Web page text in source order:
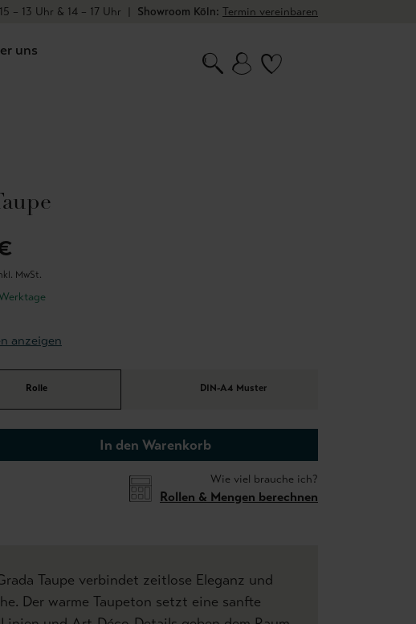
– 13 Uhr & 14 – 17 Uhr | Showroom Köln: Termin vereinbaren
uns
MwSt.
anzeigen
Rolle DIN-A4 Muster
In den Warenkorb
Wie viel brauche ich?
Rollen & Mengen berechnen
Taupe verbindet zeitlose Eleganz und
Der warme Taupeton setzt eine sanfte